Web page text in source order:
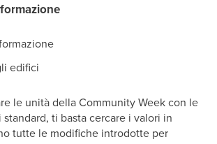
edifici
le unità della Community Week con le
ti basta cercare i valori in
tutte le modifiche introdotte per